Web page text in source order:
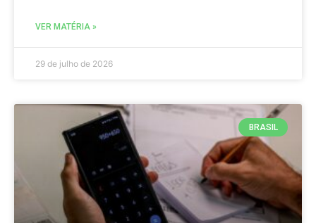
VER MATÉRIA »
29 de julho de 2026
BRASIL